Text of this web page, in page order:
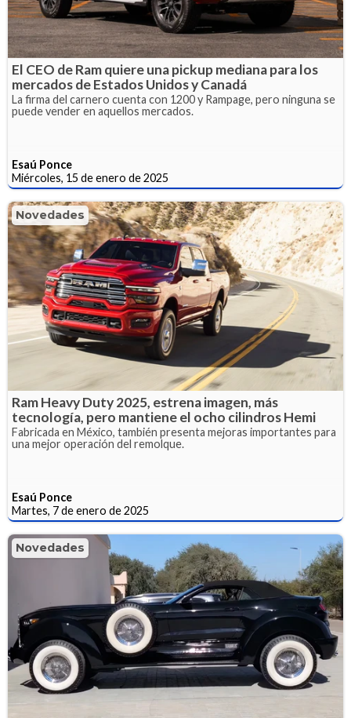
El CEO de Ram quiere una pickup mediana para los
mercados de Estados Unidos y Canadá
La firma del carnero cuenta con 1200 y Rampage, pero ninguna se
puede vender en aquellos mercados.
Esaú Ponce
Miércoles, 15 de enero de 2025
Novedades
Ram Heavy Duty 2025, estrena imagen, más
tecnología, pero mantiene el ocho cilindros Hemi
Fabricada en México, también presenta mejoras importantes para
una mejor operación del remolque.
Esaú Ponce
Martes, 7 de enero de 2025
Novedades